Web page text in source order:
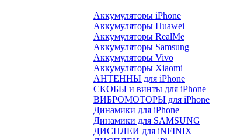
Аккумуляторы iPhone
Аккумуляторы Huawei
Аккумуляторы RealMe
Аккумуляторы Samsung
Аккумуляторы Vivo
Аккумуляторы Xiaomi
АНТЕННЫ для iPhone
СКОБЫ и винты для iPhone
ВИБРОМОТОРЫ для iPhone
Динамики для iPhone
Динамики для SAMSUNG
ДИСПЛЕИ для iNFINIX